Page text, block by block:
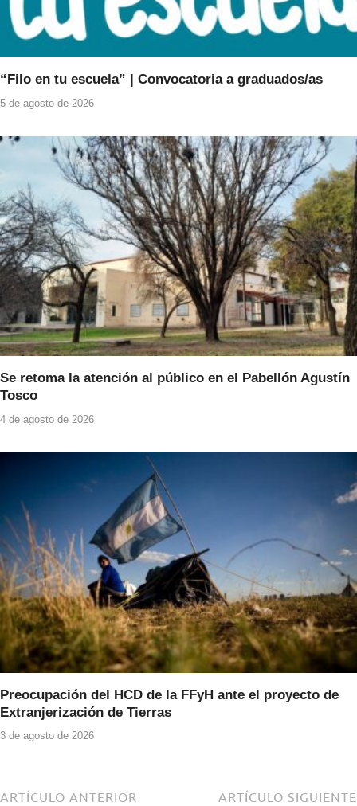
“Filo en tu escuela” | Convocatoria a graduados/as
5 de agosto de 2026
Se retoma la atención al público en el Pabellón Agustín
Tosco
4 de agosto de 2026
Preocupación del HCD de la FFyH ante el proyecto de
Extranjerización de Tierras
3 de agosto de 2026
ARTÍCULO ANTERIOR ARTÍCULO SIGUIENTE